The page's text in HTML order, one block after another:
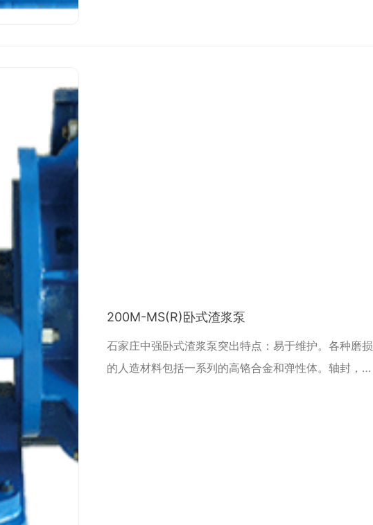
200M-MS(R)卧式渣浆泵
石家庄中强卧式渣浆泵突出特点：易于维护。各种磨损
的人造材料包括一系列的高铬合金和弹性体。轴封，压